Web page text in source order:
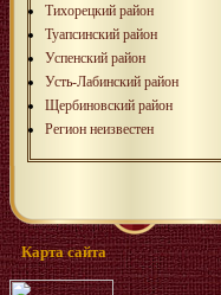
Тихорецкий район
Туапсинский район
Успенский район
Усть-Лабинский район
Щербиновский район
Регион неизвестен
Карта сайта